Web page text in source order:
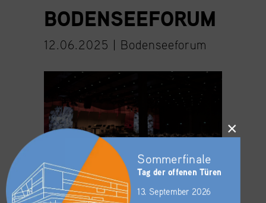
BODENSEEFORUM
12.06.2025 | Bodenseeforum
Sommerfinale
Tag der offenen Türen
13. September 2026
×